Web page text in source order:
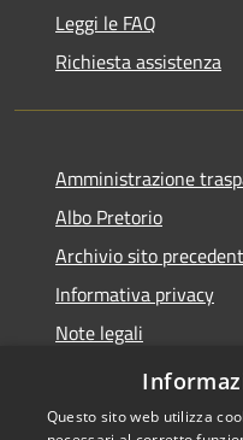
Leggi le FAQ
Richiesta assistenza
Amministrazione
Albo Pretorio
Archivio sito
Informativa privacy
Note legali
Dichiarazione di
Questo sito web utilizza